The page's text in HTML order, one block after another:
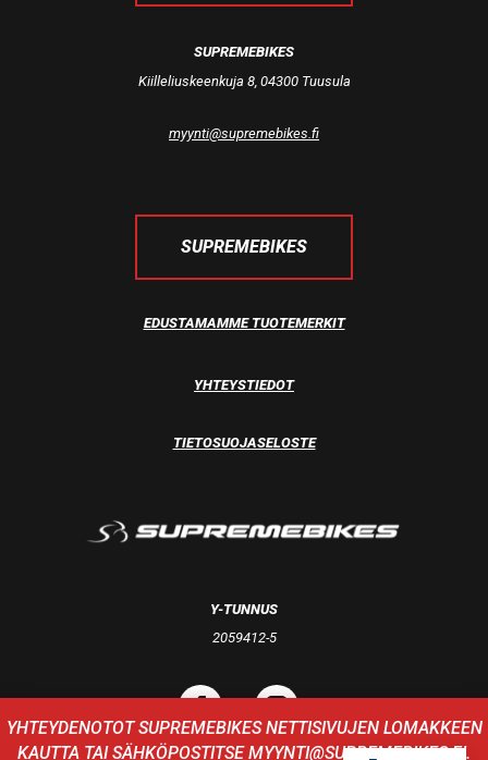
YHTEYDENOTOT SUPREMEBIKES NETTISIVUJEN LOMAKKEEN
KAUTTA TAI SÄHKÖPOSTITSEMYYNTI@SUPREMEBIKES.FI.
SUPREMEBIKES
Kiilleliuskeenkuja 8, 04300 Tuusula
myynti@supremebikes.fi
SUPREMEBIKES
EDUSTAMAMME TUOTEMERKIT
YHTEYSTIEDOT
TIETOSUOJASELOSTE
Y-TUNNUS
2059412-5